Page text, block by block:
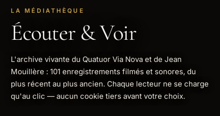
LA MÉDIATHÈQUE
Écouter & Voir
L'archive vivante du Quatuor Via Nova et de Jean
Mouillère : 101 enregistrements filmés et sonores, du
plus récent au plus ancien. Chaque lecteur ne se charge
qu'au clic — aucun cookie tiers avant votre choix.